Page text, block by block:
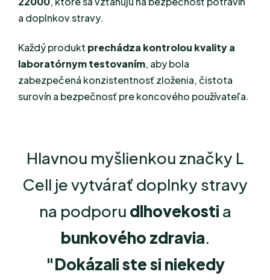
a doplnkov stravy.
Každý produkt prechádza kontrolou kvality a
laboratórnym testovaním, aby bola
zabezpečená konzistentnosť zloženia, čistota
surovín a bezpečnosť pre koncového používateľa.
Hlavnou myšlienkou značky L
Cell je vytvárať doplnky stravy
na podporu dlhovekosti a
bunkového zdravia.
"Dokázali ste si niekedy